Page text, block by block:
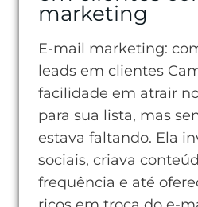
marketing
E-mail marketing:
leads em clientes
facilidade em atrair
para sua lista, mas
estava faltando. Ela
sociais, criava
frequência e até